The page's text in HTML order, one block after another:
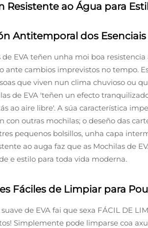
Resistente ao Água para
Antitemporal dos Esenciais
de EVA teñen unha moi boa
ante cambios imprevistos no tempo.
que viven nun clima chuvioso ou
de EVA 'teñen un efecto
ao aire libre'. A súa característica
con outras mochilas; o deseño das
pequenos bolsillos, unha capa
ao auga faz que as Mochilas de
e estilo para toda vida moderna.
Fáciles de Limpiar para
de EVA fai que sexa FÁCIL DE
Simplemente pode limparse coa